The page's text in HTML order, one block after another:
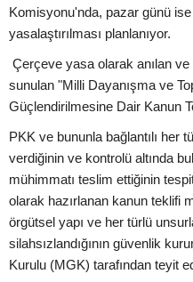
Komisyonu'nda, pazar günü
yasalaştırılması planlanıyor.
Çerçeve yasa olarak anılan
sunulan "Milli Dayanışma ve
Güçlendirilmesine Dair Kanun
PKK ve bununla bağlantılı her
verdiğinin ve kontrolü altında
mühimmatı teslim ettiğinin
olarak hazırlanan kanun teklifi
örgütsel yapı ve her türlü
silahsızlandığının güvenlik
Kurulu (MGK) tarafından teyit